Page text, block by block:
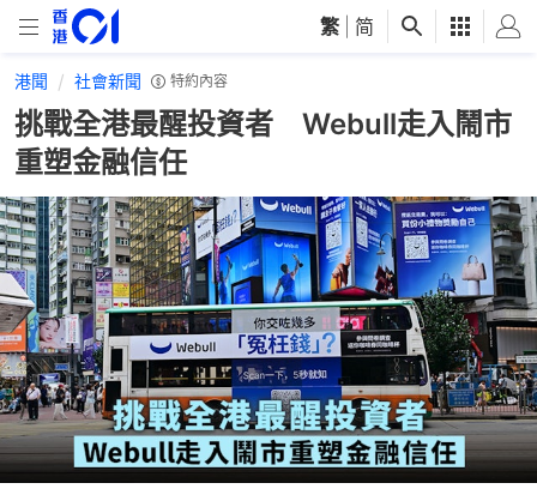
繁 简
港聞 社會新聞 特約內容
挑戰全港最醒投資者 Webull走入鬧市
重塑金融信任